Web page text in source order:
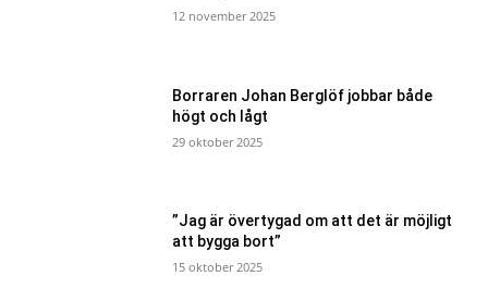
12 november 2025
Borraren Johan Berglöf jobbar både
högt och lågt
29 oktober 2025
”Jag är övertygad om att det är möjligt
att bygga bort”
15 oktober 2025